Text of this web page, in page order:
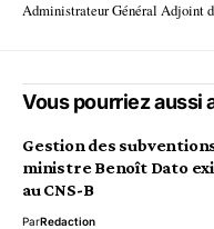
Administrateur Général Adjoint
Vous pourriez aussi
Gestion des
ministre Benoît Dato
au CNS-B
ParRedaction